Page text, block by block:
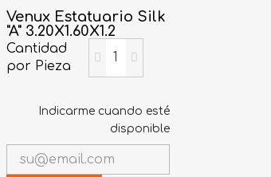
Venux Estatuario Silk
"A" 3.20X1.60X1.2
Cantidad
por Pieza
Indicarme cuando esté
disponible